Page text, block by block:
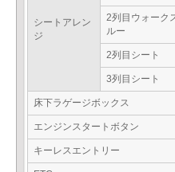
シートアレン
ジ
2列目ウォーク
ルー
2列目シート
3列目シート
床下ラゲージボックス
エンジンスタートボタン
キーレスエントリー